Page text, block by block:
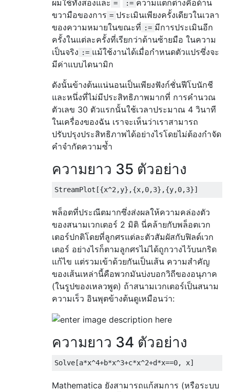
ผมใช้ทั้งสองและ = := ความแตกต่างคือด้าน
ขวามือของการ = ประเมินเพียงครั้งเดียวในเวลา
ของความหมายในขณะที่ := มีการประเมินอีก
ครั้งในแต่ละครั้งที่เรียกว่าด้านซ้ายมือ ในความ
เป็นจริง := แม้ใช้งานได้เมื่อกำหนดตัวแปรซึ่งจะ
มีค่าแบบไดนามิก
ดังนั้นข้างต้นแน่นอนเป็นเพียงฟังก์ชั่นฟีโบนักชี
และหนึ่งที่ไม่มีประสิทธิภาพมากที่ การคำนวณ
ตัวเลข 30 ตัวแรกนั้นใช้เวลาประมาณ 4 วินาที
ในเครื่องของฉัน เราจะเห็นว่าเราสามารถ
ปรับปรุงประสิทธิภาพได้อย่างไรโดยไม่ต้องกำจัด
คำจำกัดความซ้ำ
ความยาว 35 ตัวอย่าง
StreamPlot [{x^2 ,y},{x,0,3},{y,0,3}]
พล็อตที่ประณีตมากซึ่งส่งผลให้ความคล่องตัว
ของสนามเวกเตอร์ 2 มิติ นี่คล้ายกับพล็อตเวก
เตอร์ปกติโดยที่ลูกศรแต่ละตัวสัมผัสกับฟิลด์เวก
เตอร์ อย่างไรก็ตามลูกศรไม่ได้ถูกวางไว้บนกริด
แก้ไข แต่รวมเข้าด้วยกันเป็นเส้น ความสำคัญ
ของเส้นเหล่านี้คือพวกมันบ่งบอกวิถีของอนุภาค
(ในรูปของเหลวพูด) ถ้าสนามเวกเตอร์เป็นสนาม
ความเร็ว อินพุตข้างต้นดูเหมือนว่า:
ความยาว 34 ตัวอย่าง
Solve [a*x^4+b*x^3+c*x^2+d*x==0, x]
Mathematica ยังสามารถแก้สมการ (หรือระบบ